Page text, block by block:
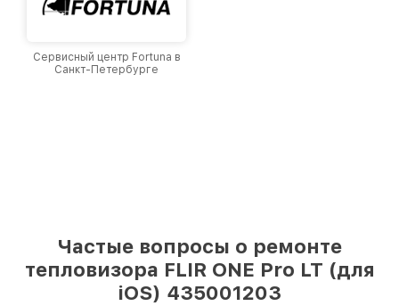
Сервисный центр Fortuna в
Санкт-Петербурге
Частые вопросы о ремонте
тепловизора FLIR ONE Pro LT (для
iOS) 435001203